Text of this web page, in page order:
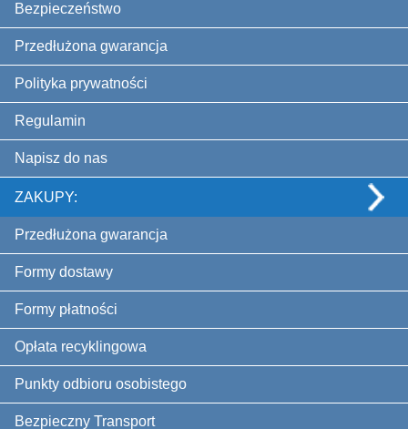
Bezpieczeństwo
Przedłużona gwarancja
Polityka prywatności
Regulamin
Napisz do nas
ZAKUPY:
Przedłużona gwarancja
Formy dostawy
Formy płatności
Opłata recyklingowa
Punkty odbioru osobistego
Bezpieczny Transport